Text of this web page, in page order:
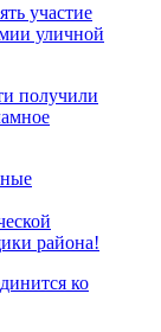
участие
уличной
получили
района!
ко